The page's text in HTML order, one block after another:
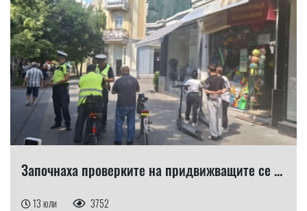
Започнаха проверките на придвижващите се ...
13 юли 3752